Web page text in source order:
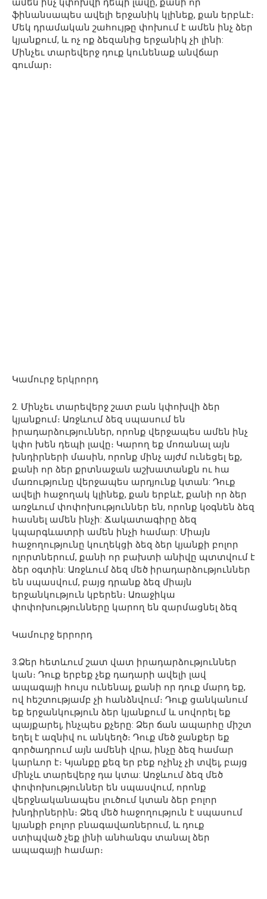
ամեն ինչ կփոխվի դեպի լավը, քանի որ
ֆինանսապես ավելի երջանիկ կլինեք, քան երբևէ։
Մեկ դրամական շահույթը փոխում է ամեն ինչ ձեր
կյանքում, և ոչ ոք ձեզանից երջանիկ չի լինի:
Մինչեւ տարեվերջ դուք կունենաք անվճար
գումար։
Կամուրջ երկրորդ
2. Մինչեւ տարեվերջ շատ բան կփոխվի ձեր
կյանքում։ Առջևում ձեզ սպասում են
իրադարձություններ, որոնք վերջապես ամեն ինչ
կփո խեն դեպի լավը։ Կարող եք մոռանալ այն
խնդիրների մասին, որոնք մինչ այժմ ունեցել եք,
քանի որ ձեր քրտնաջան աշխատանքն ու հա
մառությունը վերջապես արդյունք կտան: Դուք
ավելի հաջողակ կլինեք, քան երբևէ, քանի որ ձեր
առջևում փոփոխություններ են, որոնք կօգնեն ձեզ
հասնել ամեն ինչի: Ճակատագիրը ձեզ
կպարգևատրի ամեն ինչի համար: Միայն
հաջողությունը կուղեկցի ձեզ ձեր կյանքի բոլոր
ոլորտներում, քանի որ բախտի անիվը պտտվում է
ձեր օգտին: Առջևում ձեզ մեծ իրադարձություններ
են սպասվում, բայց դրանք ձեզ միայն
երջանկություն կբերեն։ Առաջիկա
փոփոխությունները կարող են զարմացնել ձեզ
Կամուրջ երրորդ
3.Ձեր հետևում շատ վատ իրադարձություններ
կան։ Դուք երբեք չեք դադարի ավելի լավ
ապագայի հույս ունենալ, քանի որ դուք մարդ եք,
ով հեշտությամբ չի հանձնվում։ Դուք ցանկանում
եք երջանկություն ձեր կյանքում և սովորել եք
պայքարել, ինչպես քչերը: Ձեր ճան ապարհը միշտ
եղել է ազնիվ ու անկեղծ։ Դուք մեծ ջանքեր եք
գործադրում այն ​​ամենի վրա, ինչը ձեզ համար
կարևոր է։ Կյանքը քեզ եր բեք ոչինչ չի տվել, բայց
մինչև տարեվերջ դա կտա: Առջևում ձեզ մեծ
փոփոխություններ են սպասվում, որոնք
վերջնականապես լուծում կտան ձեր բոլոր
խնդիրներին։ Ձեզ մեծ հաջողություն է սպասում
կյանքի բոլոր բնագավառներում, և դուք
ստիպված չեք լինի անհանգս տանալ ձեր
ապագայի համար։